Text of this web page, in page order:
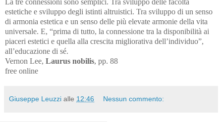
La tre connessioni sono semplici. Tra sviluppo delle facoltà
estetiche e sviluppo degli istinti altruistici. Tra sviluppo di un senso
di armonia estetica e un senso delle più elevate armonie della vita
universale. E, “prima di tutto, la connessione tra la disponibilità ai
piaceri estetici e quella alla crescita migliorativa dell’individuo”,
all’educazione di sé.
Vernon Lee, Laurus nobilis, pp. 88
free online
Giuseppe Leuzzi alle 12:46 Nessun commento: